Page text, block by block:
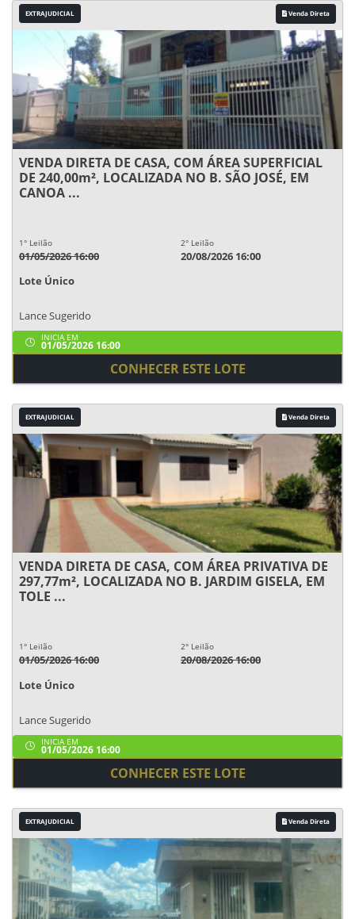
EXTRAJUDICIAL Venda Direta
VENDA DIRETA DE CASA, COM ÁREA SUPERFICIAL
DE 240,00m², LOCALIZADA NO B. SÃO JOSÉ, EM
CANOA ...
1° Leilão
01/05/2026 16:00
2° Leilão
20/08/2026 16:00
Lote Único
Lance Sugerido
INICIA EM
01/05/2026 16:00
CONHECER ESTE LOTE
EXTRAJUDICIAL Venda Direta
VENDA DIRETA DE CASA, COM ÁREA PRIVATIVA DE
297,77m², LOCALIZADA NO B. JARDIM GISELA, EM
TOLE ...
1° Leilão
01/05/2026 16:00
2° Leilão
20/08/2026 16:00
Lote Único
Lance Sugerido
INICIA EM
01/05/2026 16:00
CONHECER ESTE LOTE
EXTRAJUDICIAL Venda Direta